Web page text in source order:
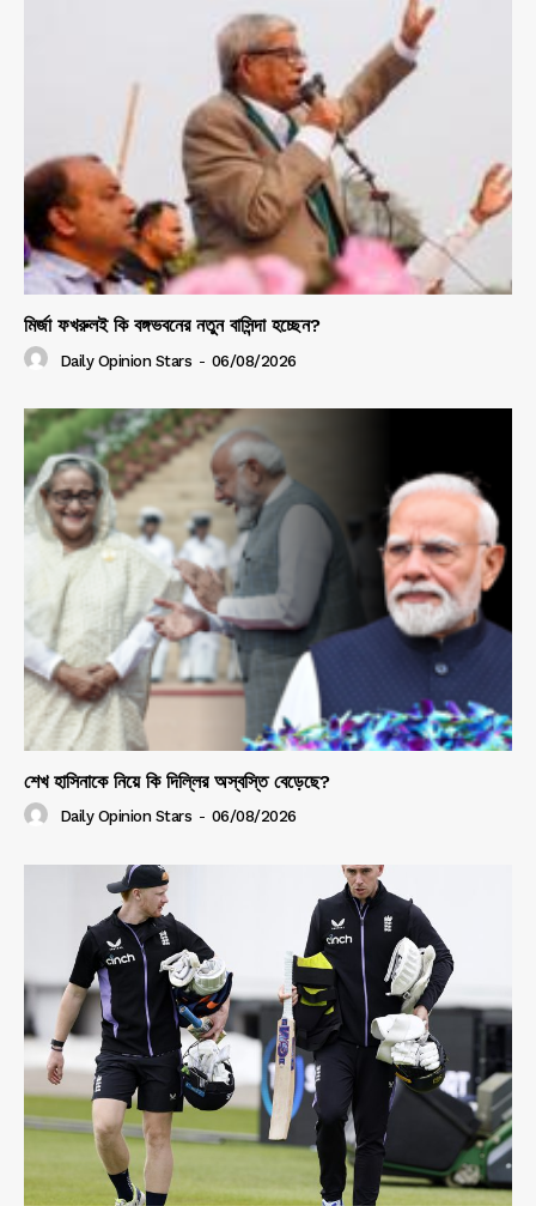
মির্জা ফখরুলই কি বঙ্গভবনের নতুন বাসিন্দা হচ্ছেন?
Daily Opinion Stars - 06/08/2026
শেখ হাসিনাকে নিয়ে কি দিল্লির অস্বস্তি বেড়েছে?
Daily Opinion Stars - 06/08/2026